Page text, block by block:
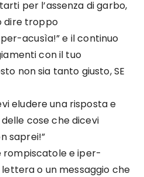
per l’assenza di garbo,
dire troppo
acusìa!” e il continuo
con il tuo
non sia tanto giusto, SE
eludere una risposta e
cose che dicevi
saprei!”
rompiscatole e iper-
o un messaggio che